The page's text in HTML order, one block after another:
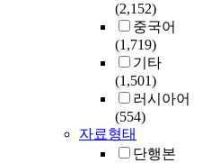
(2,152)
중국어
(1,719)
기타
(1,501)
러시아어
(554)
자료형태
단행본